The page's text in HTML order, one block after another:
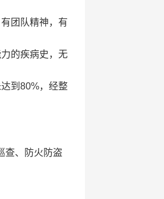
团队精神，有
的疾病史，无
到 80%，经整
查、防火防盗